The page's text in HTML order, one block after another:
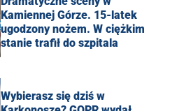
Kamiennej Górze. 15-latek
ugodzony nożem. W ciężkim
stanie trafił do szpitala
Wybierasz się dziś w